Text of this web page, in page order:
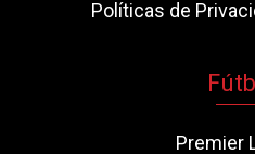
Políticas de
Premier